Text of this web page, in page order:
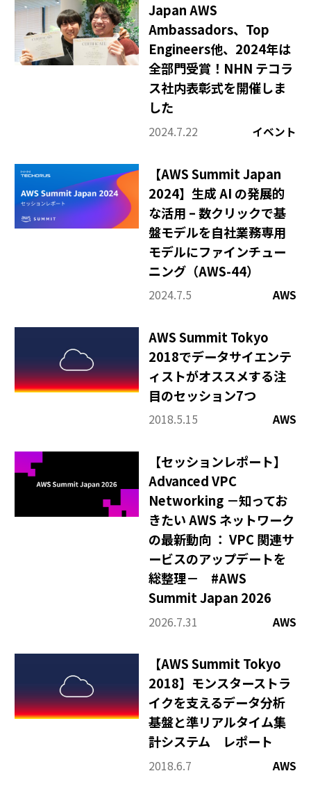
Japan AWS
Ambassadors、Top
Engineers他、2024年は
全部門受賞！NHN テコラ
ス社内表彰式を開催しま
した
2024.7.22 イベント
【AWS Summit Japan
2024】生成 AI の発展的
な活用 – 数クリックで基
盤モデルを自社業務専用
モデルにファインチュー
ニング（AWS-44）
2024.7.5 AWS
AWS Summit Tokyo
2018でデータサイエンテ
ィストがオススメする注
目のセッション7つ
2018.5.15 AWS
【セッションレポート】
Advanced VPC
Networking －知ってお
きたい AWS ネットワーク
の最新動向 ： VPC 関連サ
ービスのアップデートを
総整理－ #AWS
Summit Japan 2026
2026.7.31 AWS
【AWS Summit Tokyo
2018】モンスターストラ
イクを支えるデータ分析
基盤と準リアルタイム集
計システム レポート
2018.6.7 AWS